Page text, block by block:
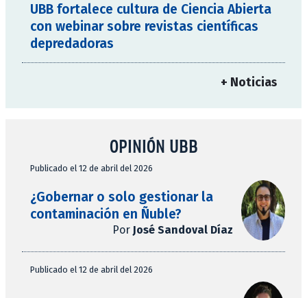
UBB fortalece cultura de Ciencia Abierta
con webinar sobre revistas científicas
depredadoras
+ Noticias
OPINIÓN UBB
Publicado el 12 de abril del 2026
¿Gobernar o solo gestionar la
contaminación en Ñuble?
Por José Sandoval Díaz
Publicado el 12 de abril del 2026